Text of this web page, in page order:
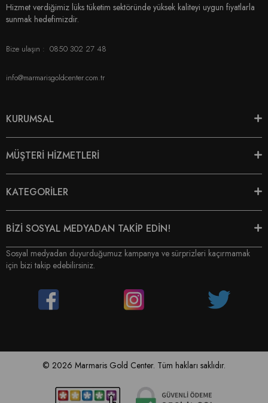
Hizmet verdiğimiz lüks tüketim sektöründe yüksek kaliteyi uygun fiyatlarla
sunmak hedefimizdir.
Bize ulaşın : 0850 302 27 48
info@marmarisgoldcenter.com.tr
KURUMSAL
MÜŞTERİ HİZMETLERİ
KATEGORİLER
BİZİ SOSYAL MEDYADAN TAKİP EDİN!
Sosyal medyadan duyurduğumuz kampanya ve sürprizleri kaçırmamak
için bizi takip edebilirsiniz.
© 2026 Marmaris Gold Center. Tüm hakları saklıdır.